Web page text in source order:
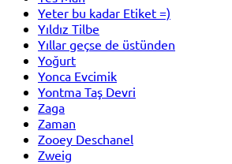
Yeter bu kadar Etiket =)
Yıldız Tilbe
Yıllar geçse de üstünden
Yoğurt
Yonca Evcimik
Yontma Taş Devri
Zaga
Zaman
Zooey Deschanel
Zweig